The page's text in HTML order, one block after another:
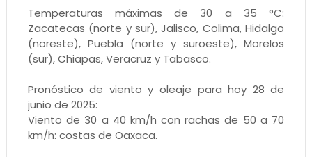
Temperaturas máximas de 30 a 35 °C:
Zacatecas (norte y sur), Jalisco, Colima, Hidalgo
(noreste), Puebla (norte y suroeste), Morelos
(sur), Chiapas, Veracruz y Tabasco.
Pronóstico de viento y oleaje para hoy 28 de
junio de 2025:
Viento de 30 a 40 km/h con rachas de 50 a 70
km/h: costas de Oaxaca.